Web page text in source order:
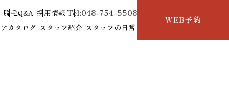
脱毛Q&A 採用情報Tel:048-754-5508
カタログ スタッフ紹介 スタッフの日常
WEB予約